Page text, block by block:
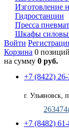
Изготовление
Гидростанции
Пресса
Шкафы
Войти
Корзина 0 позиций
на сумму 0 руб.
+7 (8422)
г. Ульяновск,
+7 (8482)